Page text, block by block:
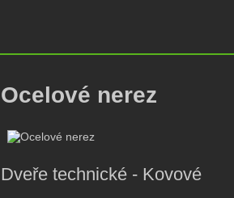
Ocelové nerez
Dveře technické - Kovové